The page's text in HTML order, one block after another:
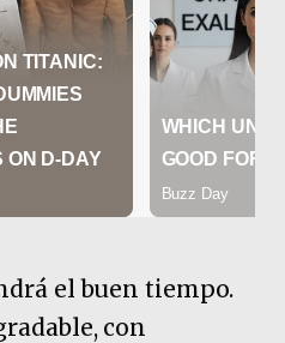
el buen tiempo.
con